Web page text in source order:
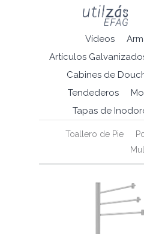
Vídeos
Artículos
Cabines de
Tendederos
Tapas de
Toallero de Pie